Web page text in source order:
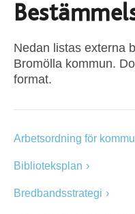
Nedan listas externa
Bromölla kommun.
format.
Arbetsordning för
Biblioteksplan
Bredbandsstrategi